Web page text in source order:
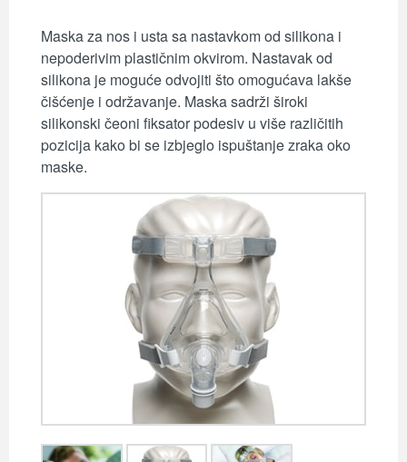
Maska za nos i usta sa nastavkom od silikona i
nepoderivim plastičnim okvirom. Nastavak od
silikona je moguće odvojiti što omogućava lakše
čišćenje i održavanje. Maska sadrži široki
silikonski čeoni fiksator podesiv u više različitih
pozicija kako bi se izbjeglo ispuštanje zraka oko
maske.